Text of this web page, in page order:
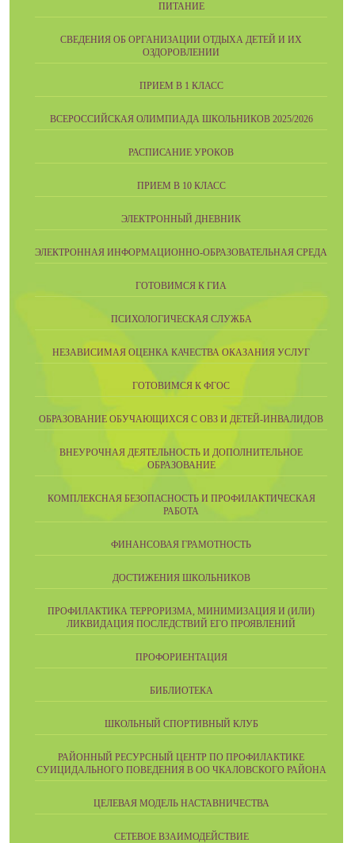
ПИТАНИЕ
СВЕДЕНИЯ ОБ ОРГАНИЗАЦИИ ОТДЫХА ДЕТЕЙ И ИХ
ОЗДОРОВЛЕНИИ
ПРИЕМ В 1 КЛАСС
ВСЕРОССИЙСКАЯ ОЛИМПИАДА ШКОЛЬНИКОВ 2025/2026
РАСПИСАНИЕ УРОКОВ
ПРИЕМ В 10 КЛАСС
ЭЛЕКТРОННЫЙ ДНЕВНИК
ЭЛЕКТРОННАЯ ИНФОРМАЦИОННО-ОБРАЗОВАТЕЛЬНАЯ СРЕДА
ГОТОВИМСЯ К ГИА
ПСИХОЛОГИЧЕСКАЯ СЛУЖБА
НЕЗАВИСИМАЯ ОЦЕНКА КАЧЕСТВА ОКАЗАНИЯ УСЛУГ
ГОТОВИМСЯ К ФГОС
ОБРАЗОВАНИЕ ОБУЧАЮЩИХСЯ С ОВЗ И ДЕТЕЙ-ИНВАЛИДОВ
ВНЕУРОЧНАЯ ДЕЯТЕЛЬНОСТЬ И ДОПОЛНИТЕЛЬНОЕ
ОБРАЗОВАНИЕ
КОМПЛЕКСНАЯ БЕЗОПАСНОСТЬ И ПРОФИЛАКТИЧЕСКАЯ
РАБОТА
ФИНАНСОВАЯ ГРАМОТНОСТЬ
ДОСТИЖЕНИЯ ШКОЛЬНИКОВ
ПРОФИЛАКТИКА ТЕРРОРИЗМА, МИНИМИЗАЦИЯ И (ИЛИ)
ЛИКВИДАЦИЯ ПОСЛЕДСТВИЙ ЕГО ПРОЯВЛЕНИЙ
ПРОФОРИЕНТАЦИЯ
БИБЛИОТЕКА
ШКОЛЬНЫЙ СПОРТИВНЫЙ КЛУБ
РАЙОННЫЙ РЕСУРСНЫЙ ЦЕНТР ПО ПРОФИЛАКТИКЕ
СУИЦИДАЛЬНОГО ПОВЕДЕНИЯ В ОО ЧКАЛОВСКОГО РАЙОНА
ЦЕЛЕВАЯ МОДЕЛЬ НАСТАВНИЧЕСТВА
СЕТЕВОЕ ВЗАИМОДЕЙСТВИЕ